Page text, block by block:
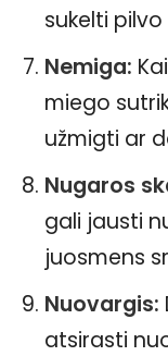
sukelti
Nemiga:
miego
užmigti ar
Nugaros
gali jausti
juosmens
Nuovargis:
atsirasti